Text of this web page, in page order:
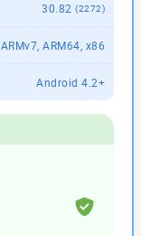
30.82 (2272)
ARMv7, ARM64, x86
Android 4.2+